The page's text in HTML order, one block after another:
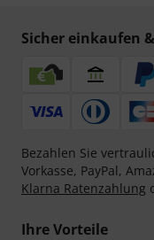
Sicher einkaufen
Bezahlen Sie
Vorkasse, PayPal,
Klarna Ratenzahlung
Ihre Vorteile